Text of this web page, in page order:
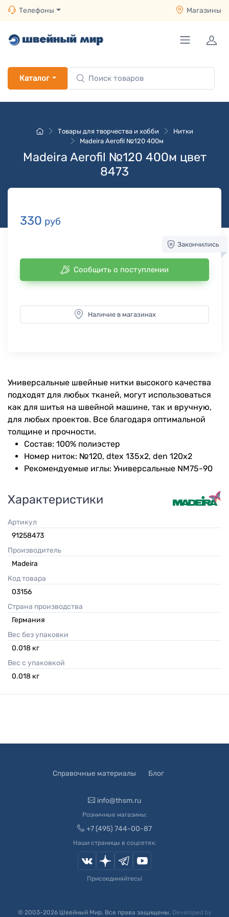
Телефоны Магазины
Каталог
Товары для творчества и хобби
Нитки
Madeira Aerofil №120 400м
Madeira Aerofil №120 400м цвет
8473
330 руб
Закончились
Сообщить о поступлении
Наличие в магазинах
Универсальные швейные нитки высокого качества
подходят для любых тканей, могут использоваться
как для шитья на швейной машине, так и вручную,
для любых проектов. Все благодаря оптимальной
толщине и прочности.
Состав: 100% полиэстер
Номер ниток: №120, dtex 135x2, den 120x2
Рекомендуемые иглы: Универсальные NM75-90
Характеристики
Артикул
91258473
Производитель
Madeira
Код товара
03156
Страна производства
Германия
Вес без упаковки
0.018 кг
Вес с упаковкой
0.018 кг
Справочные материалы Блог
info@thsm.ru
Розничные магазины:
+7 (495) 744-00-87
Наши страницы в соцсетях:
Присоединяйтесь!
© 2003-2026Швейный Мир. Все права защищены. Developed by